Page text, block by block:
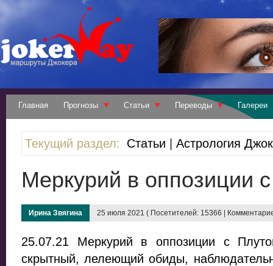
Главная Прогнозы Статьи Переводы Галереи
Текущий раздел: Статьи Астрология
Меркурий в оппозиции
Ирина Звягина 25 июля 2021 ( Посетителей: 15366 |
25.07.21 Меркурий в оппозиции с
скрытный, лелеющий обиды,